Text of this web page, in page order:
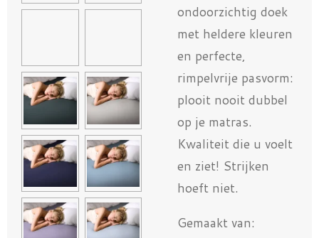
ondoorzichtig doek
met heldere kleuren
en perfecte,
rimpelvrije pasvorm:
plooit nooit dubbel
op je matras.
Kwaliteit die u voelt
en ziet! Strijken
hoeft niet.
Gemaakt van: